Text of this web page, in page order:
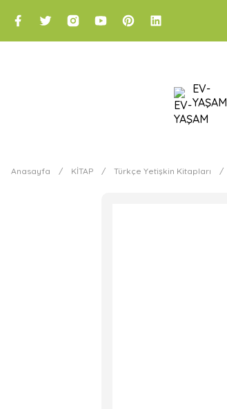
EV-
YAŞAM
Anasayfa KİTAP Türkçe Yetişkin Kitapları